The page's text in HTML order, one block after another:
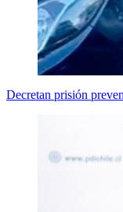
Decretan prisión